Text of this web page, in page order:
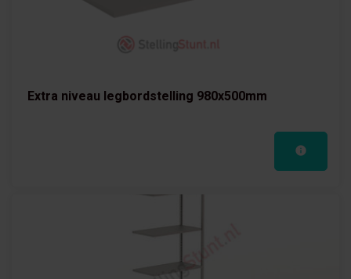
Extra niveau legbordstelling 980x500mm